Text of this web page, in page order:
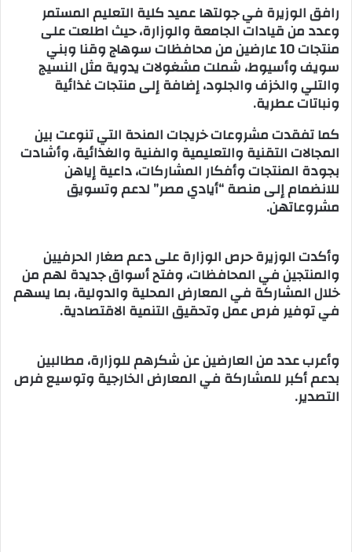
رافق الوزيرة في جولتها عميد كلية التعليم المستمر
وعدد من قيادات الجامعة والوزارة، حيث اطلعت على
منتجات 10 عارضين من محافظات سوهاج وقنا وبني
سويف وأسيوط، شملت مشغولات يدوية مثل النسيج
والتلي والخزف والجلود، إضافة إلى منتجات غذائية
ونباتات عطرية.
كما تفقدت مشروعات خريجات المنحة التي تنوعت بين
المجالات التقنية والتعليمية والفنية والغذائية، وأشادت
بجودة المنتجات وأفكار المشاركات، داعية إياهن
للانضمام إلى منصة “أيادي مصر” لدعم وتسويق
مشروعاتهن.
وأكدت الوزيرة حرص الوزارة على دعم صغار الحرفيين
والمنتجين في المحافظات، وفتح أسواق جديدة لهم من
خلال المشاركة في المعارض المحلية والدولية، بما يسهم
في توفير فرص عمل وتحقيق التنمية الاقتصادية.
وأعرب عدد من العارضين عن شكرهم للوزارة، مطالبين
بدعم أكبر للمشاركة في المعارض الخارجية وتوسيع فرص
التصدير.